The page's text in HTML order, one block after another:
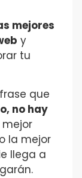
mejores
y
tu
que
no hay
mejor
la mejor
llega a